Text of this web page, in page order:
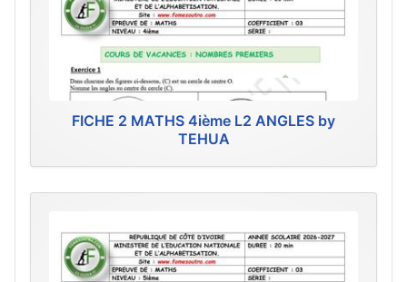
FICHE 2 MATHS 4ième L2 ANGLES by
TEHUA